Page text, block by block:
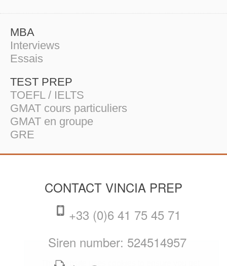
This website uses cookies to ensure you get
MBA
Interviews
Essais
TEST PREP
TOEFL / IELTS
GMAT cours particuliers
GMAT en groupe
GRE
CONTACT VINCIA PREP
+33 (0)6 41 75 45 71
Siren number: 524514957